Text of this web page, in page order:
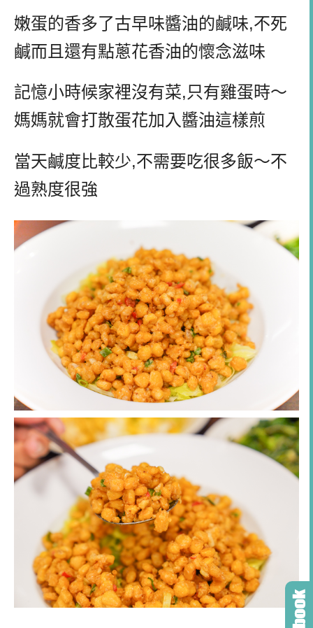
嫩蛋的香多了古早味醬油的鹹味,不死
鹹而且還有點蔥花香油的懷念滋味
記憶小時候家裡沒有菜,只有雞蛋時～
媽媽就會打散蛋花加入醬油這樣煎
當天鹹度比較少,不需要吃很多飯～不
過熟度很強